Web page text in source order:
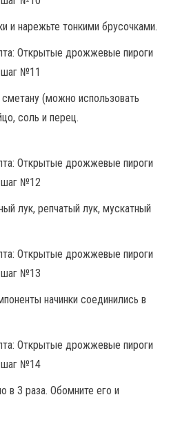
и нарежьте тонкими брусочками.
(можно использовать
соль и перец.
лук, репчатый лук, мускатный
начинки соединились в
в 3 раза. Обомните его и